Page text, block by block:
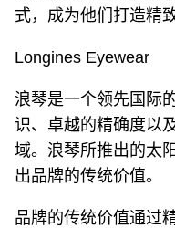
式，成为他们打造精
Longines Eyewear
浪琴是一个领先国际
识、卓越的精确度以
域。浪琴所推出的太
出品牌的传统价值。
品牌的传统价值通过